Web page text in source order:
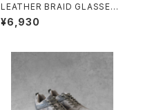
LEATHER BRAID GLASSES
HOLDER/2027#1/レザーブレ
ードグラスホルダー
¥6,930